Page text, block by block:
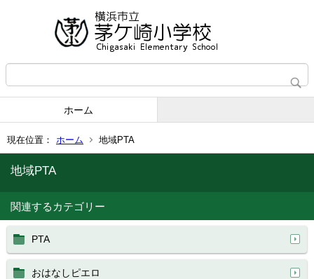
ホーム
現在位置： ホーム 地域PTA
地域PTA
関連するカテゴリー
PTA
おはなしピエロ